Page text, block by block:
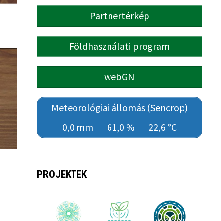
Partnertérkép
Földhasználati program
webGN
Meteorológiai állomás (Sencrop)
0,0 mm
61,0 % 22,6 °C
PROJEKTEK